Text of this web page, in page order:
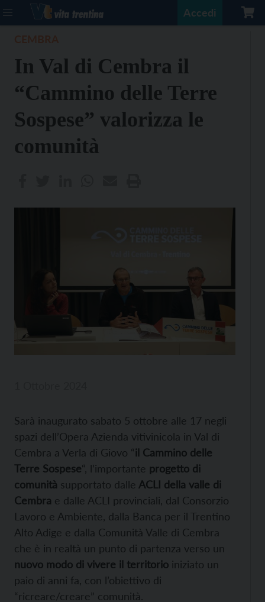
Accedi
In Val di Cembra il
“Cammino delle Terre
Sospese” valorizza le
comunità
Sarà inaugurato sabato 5 ottobre alle 17 negli
spazi dell’Opera Azienda vitivinicola in Val di
Cembra a Verla di Giovo “il Cammino delle
Terre Sospese“, l’importante progetto di
comunità supportato dalle ACLI della valle di
Cembra e dalle ACLI provinciali, dal Consorzio
Lavoro e Ambiente, dalla Banca per il Trentino
Alto Adige e dalla Comunità Valle di Cembra
che è in realtà un punto di partenza verso un
nuovo modo di vivere il territorio iniziato un
paio di anni fa, con l’obiettivo di
“ricreare/creare” comunità.